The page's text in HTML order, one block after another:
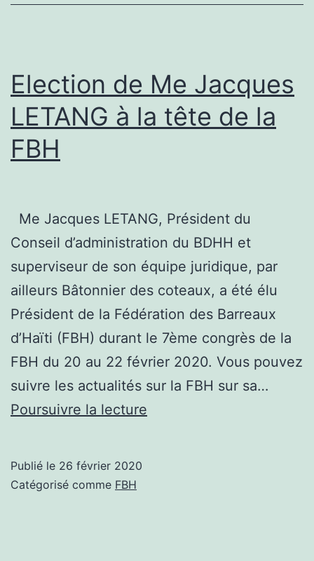
Election de Me Jacques
LETANG à la tête de la
FBH
Me Jacques LETANG, Président du
Conseil d’administration du BDHH et
superviseur de son équipe juridique, par
ailleurs Bâtonnier des coteaux, a été élu
Président de la Fédération des Barreaux
d’Haïti (FBH) durant le 7ème congrès de la
FBH du 20 au 22 février 2020. Vous pouvez
suivre les actualités sur la FBH sur sa…
Poursuivre la lecture
Publié le 26 février 2020
Catégorisé comme FBH